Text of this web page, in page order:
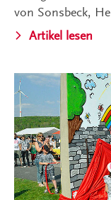
von Sonsbeck,
Artikel lesen